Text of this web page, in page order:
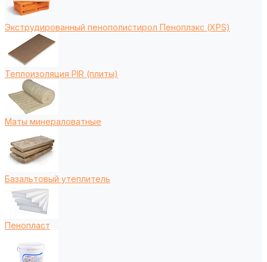
Экструдированный пенополистирол Пеноплэкс (XPS)
Теплоизоляция PIR (плиты)
Маты минераловатные
Базальтовый утеплитель
Пенопласт